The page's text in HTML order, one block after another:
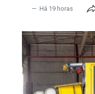
Há 19 horas